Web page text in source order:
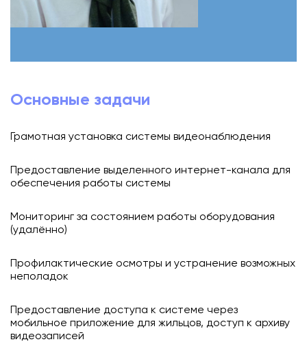
Основные задачи
Грамотная установка системы видеонаблюдения
Предоставление выделенного интернет-канала для
обеспечения работы системы
Мониторинг за состоянием работы оборудования
(удалённо)
Профилактические осмотры и устранение возможных
неполадок
Предоставление доступа к системе через
мобильное приложение для жильцов, доступ к архиву
видеозаписей